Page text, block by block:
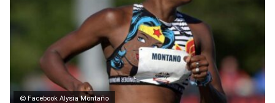
© Facebook Alysia Montaño